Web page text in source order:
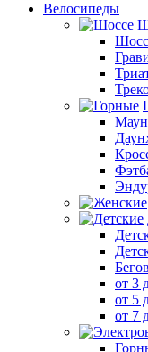
Велосипеды
от 3
от 5
от 7